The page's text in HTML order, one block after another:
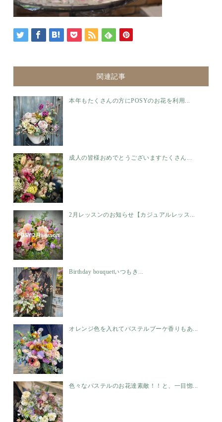
関連記事
本年もたくさんの方にPOSYのお花を利用...
成人の皆様おめでとうございます️たくさん...
2月レッスンのお知らせ【カジュアルレッス...
Birthday bouquetいつもき...
オレンジ色を入れてパステルブーケ香りもあ...
色々なパステルのお花達素敵！！と、一目惚...